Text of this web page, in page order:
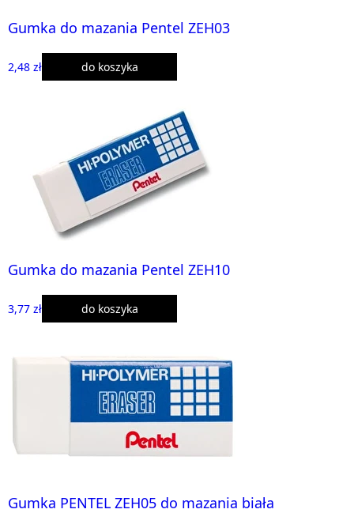
Gumka do mazania Pentel ZEH03
2,48 zł do koszyka
Gumka do mazania Pentel ZEH10
3,77 zł do koszyka
Gumka PENTEL ZEH05 do mazania biała